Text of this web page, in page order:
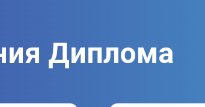
Диплома